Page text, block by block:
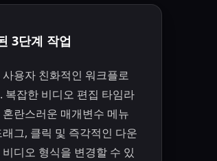
3단계 작업
용자 친화적인 워크플로
복잡한 비디오 편집 타임라
란스러운 매개변수 메뉴
그, 클릭 및 즉각적인 다운
디오 형식을 변경할 수 있